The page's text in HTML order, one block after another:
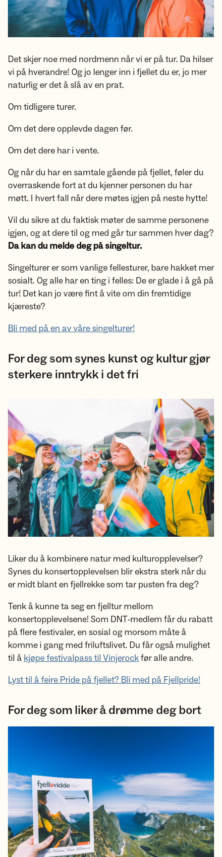
Det skjer noe med nordmenn når vi er på tur. Da hilser
vi på hverandre! Og jo lenger inn i fjellet du er, jo mer
naturlig er det å slå av en prat.
Om tidligere turer.
Om det dere opplevde dagen før.
Om det dere har i vente.
Og når du har en samtale gående på fjellet, føler du
overraskende fort at du kjenner personen du har
møtt. I hvert fall når dere møtes igjen på neste hytte!
Vil du sikre at du faktisk møter de samme personene
igjen, og at dere til og med går tur sammen hver dag?
Da kan du melde deg på singeltur.
Singelturer er som vanlige fellesturer, bare hakket mer
sosialt. Og alle har en ting i felles: De er glade i å gå på
tur! Det kan jo være fint å vite om din fremtidige
kjæreste?
Bli med på en av våre singelturer!
For deg som synes kunst og kultur gjør
sterkere inntrykk i det fri
Liker du å kombinere natur med kulturopplevelser?
Synes du konsertopplevelsen blir ekstra sterk når du
er midt blant en fjellrekke som tar pusten fra deg?
Tenk å kunne ta seg en fjelltur mellom
konsertopplevelsene! Som DNT-medlem får du rabatt
på flere festivaler, en sosial og morsom måte å
komme i gang med friluftslivet. Du får også mulighet
til å kjøpe festivalpass til Vinjerockfør alle andre.
Lyst til å feire Pride på fjellet? Bli med på Fjellpride!
For deg som liker å drømme deg bort